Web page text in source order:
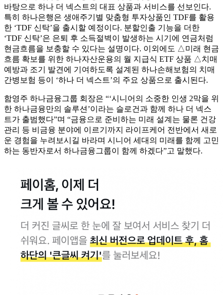
바탕으로 하나 더 넥스트의 대표 상품과 서비스를 선보인다.
특히 하나은행은 생애주기별 맞춤형 투자상품인 TDF를 활용
한 ‘TDF 신탁’을 출시할 예정이다. 분할인출 기능을 더한
‘TDF 신탁’은 은퇴 후 소득절벽이 발생하는 시기에 연금처럼
현금흐름을 보충할 수 있다는 설명이다. 이외에도 △미래 현금
흐름 확보를 위한 하나자산운용의 월 지급식 ETF 상품 △치매
예방과 조기 발견에 기여하도록 설계된 하나손해보험의 치매
간병보험 등이 ‘하나 더 넥스트’의 주요 상품으로 출시된다.
함영주 하나금융그룹 회장은 “‘시니어의 소중한 인생 2막을 위
한 하나금융만의 솔루션’이라는 슬로건과 함께 하나 더 넥스
트가 출범했다”며 “금융으로 준비하는 미래 설계는 물론 건강
관리 등 비금융 분야에 이르기까지 라이프케어 전반에서 새로
운 경험을 누려보시길 바라며 시니어 세대의 미래를 함께 고민
하는 동반자로서 하나금융그룹이 함께 하겠다”고 말했다.